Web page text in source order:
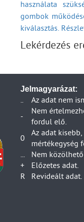
év végén (1997-
Az
A
és kor szerint, az
A Hardver-
A
számítógépek az
Az
(1997-2003)
Az Adatbanki
végén (1997-
Az Irodagép-,
számítógépek az
Az Egyéb
számítógépek az
használata
gombok
kiválasztás.
Lekérdezés
Jelmagyarázat:
..
Az adat nem
-
Nem
fordul elő.
0
Az adat
mértékegység
...
Nem
+
Előzetes adat.
R
Revideált adat.